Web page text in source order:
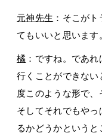
元神先生 ：そこが
てもいいと思います
橘 ：ですね。であ
行くことができない
度このような形で、
そしてそれでもや
るかどうかというと